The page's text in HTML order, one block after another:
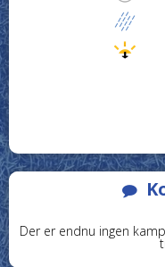
Der er endnu ingen